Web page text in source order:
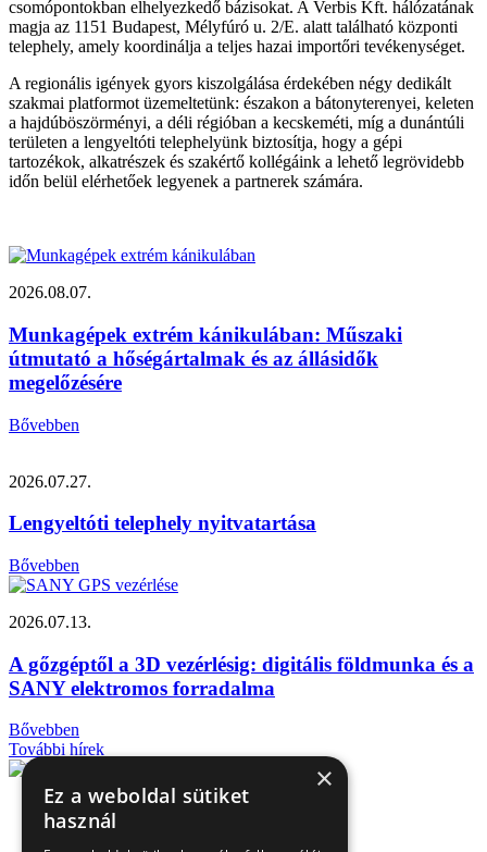
csomópontokban elhelyezkedő bázisokat. A Verbis Kft. hálózatának
magja az 1151 Budapest, Mélyfúró u. 2/E. alatt található központi
telephely, amely koordinálja a teljes hazai importőri tevékenységet.
A regionális igények gyors kiszolgálása érdekében négy dedikált
szakmai platformot üzemeltetünk: északon a bátonyterenyei, keleten
a hajdúböszörményi, a déli régióban a kecskeméti, míg a dunántúli
területen a lengyeltóti telephelyünk biztosítja, hogy a gépi
tartozékok, alkatrészek és szakértő kollégáink a lehető legrövidebb
időn belül elérhetőek legyenek a partnerek számára.
2026.08.07.
Munkagépek extrém kánikulában: Műszaki
útmutató a hőségártalmak és az állásidők
megelőzésére
Bővebben
2026.07.27.
Lengyeltóti telephely nyitvatartása
Bővebben
2026.07.13.
A gőzgéptől a 3D vezérlésig: digitális földmunka és a
SANY elektromos forradalma
Bővebben
További hírek
×
Ez a weboldal sütiket
használ